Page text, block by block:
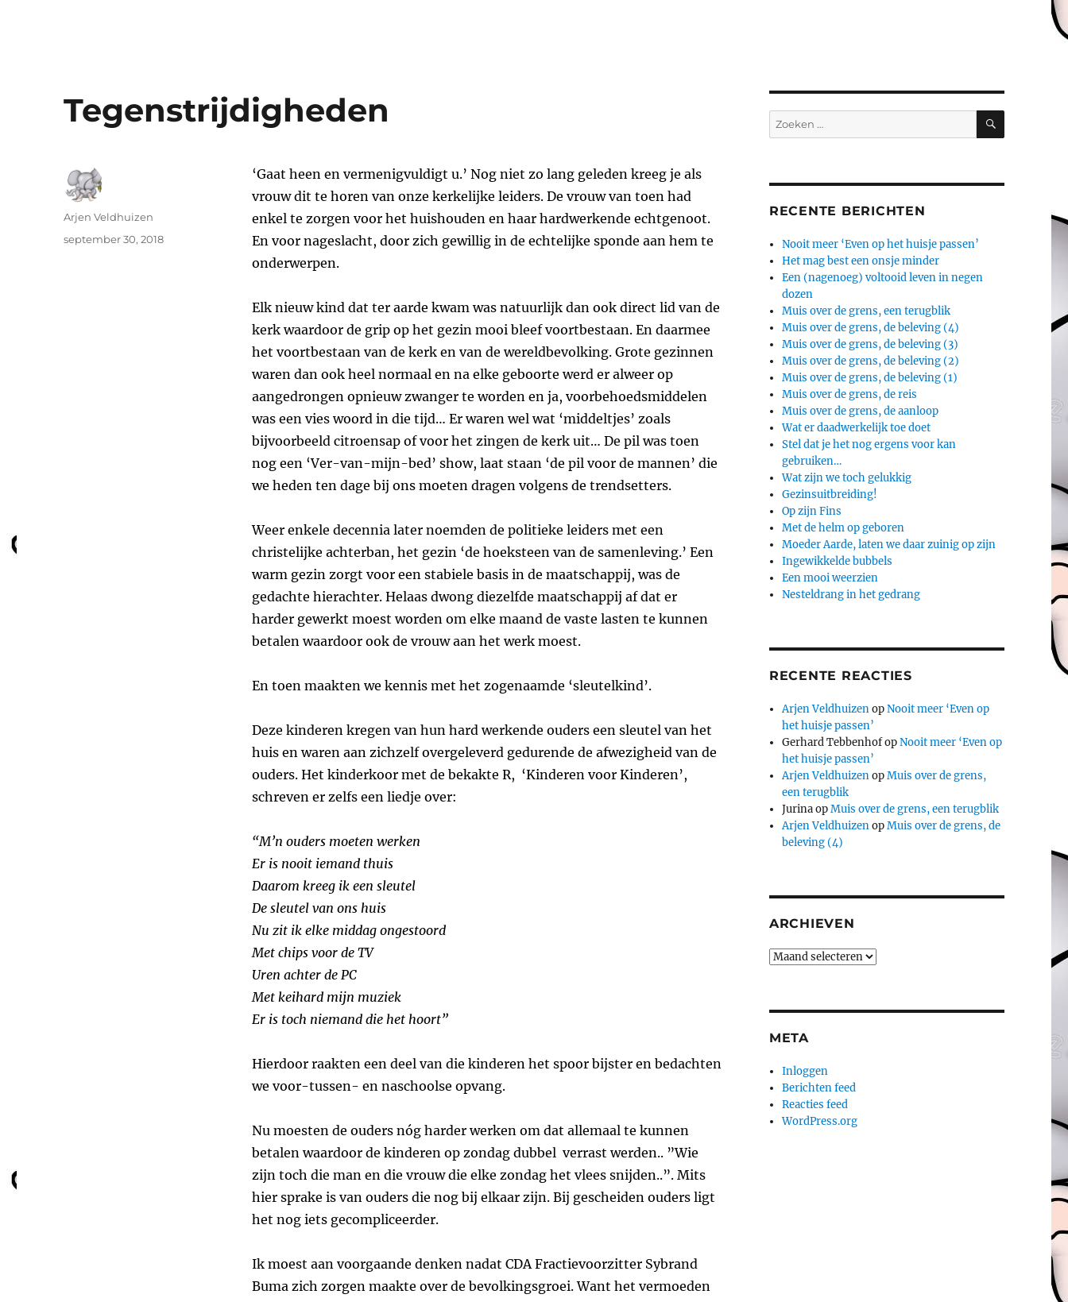
Tegenstrijdigheden
‘Gaat heen en vermenigvuldigt u.’ Nog niet zo lang geleden kreeg je als
vrouw dit te horen van onze kerkelijke leiders. De vrouw van toen had
enkel te zorgen voor het huishouden en haar hardwerkende echtgenoot.
En voor nageslacht, door zich gewillig in de echtelijke sponde aan hem te
onderwerpen.
Elk nieuw kind dat ter aarde kwam was natuurlijk dan ook direct lid van de
kerk waardoor de grip op het gezin mooi bleef voortbestaan. En daarmee
het voortbestaan van de kerk en van de wereldbevolking. Grote gezinnen
waren dan ook heel normaal en na elke geboorte werd er alweer op
aangedrongen opnieuw zwanger te worden en ja, voorbehoedsmiddelen
was een vies woord in die tijd… Er waren wel wat ‘middeltjes’ zoals
bijvoorbeeld citroensap of voor het zingen de kerk uit… De pil was toen
nog een ‘Ver-van-mijn-bed’ show, laat staan ‘de pil voor de mannen’ die
we heden ten dage bij ons moeten dragen volgens de trendsetters.
Weer enkele decennia later noemden de politieke leiders met een
christelijke achterban, het gezin ‘de hoeksteen van de samenleving.’ Een
warm gezin zorgt voor een stabiele basis in de maatschappij, was de
gedachte hierachter. Helaas dwong diezelfde maatschappij af dat er
harder gewerkt moest worden om elke maand de vaste lasten te kunnen
betalen waardoor ook de vrouw aan het werk moest.
En toen maakten we kennis met het zogenaamde ‘sleutelkind’.
Deze kinderen kregen van hun hard werkende ouders een sleutel van het
huis en waren aan zichzelf overgeleverd gedurende de afwezigheid van de
ouders. Het kinderkoor met de bekakte R, ‘Kinderen voor Kinderen’,
schreven er zelfs een liedje over:
“M’n ouders moeten werken
Er is nooit iemand thuis
Daarom kreeg ik een sleutel
De sleutel van ons huis
Nu zit ik elke middag ongestoord
Met chips voor de TV
Uren achter de PC
Met keihard mijn muziek
Er is toch niemand die het hoort”
Hierdoor raakten een deel van die kinderen het spoor bijster en bedachten
we voor-tussen- en naschoolse opvang.
Nu moesten de ouders nóg harder werken om dat allemaal te kunnen
betalen waardoor de kinderen op zondag dubbel verrast werden.. ”Wie
zijn toch die man en die vrouw die elke zondag het vlees snijden..”. Mits
hier sprake is van ouders die nog bij elkaar zijn. Bij gescheiden ouders ligt
het nog iets gecompliceerder.
Ik moest aan voorgaande denken nadat CDA Fractievoorzitter Sybrand
Buma zich zorgen maakte over de bevolkingsgroei. Want het vermoeden
Auteur
Arjen Veldhuizen
Geplaatst
september 30, 2018
Zoeken
naar:
ZOEKEN
RECENTE BERICHTEN
Nooit meer ‘Even op het huisje passen’
Het mag best een onsje minder
Een (nagenoeg) voltooid leven in negen
dozen
Muis over de grens, een terugblik
Muis over de grens, de beleving (4)
Muis over de grens, de beleving (3)
Muis over de grens, de beleving (2)
Muis over de grens, de beleving (1)
Muis over de grens, de reis
Muis over de grens, de aanloop
Wat er daadwerkelijk toe doet
Stel dat je het nog ergens voor kan
gebruiken…
Wat zijn we toch gelukkig
Gezinsuitbreiding!
Op zijn Fins
Met de helm op geboren
Moeder Aarde, laten we daar zuinig op zijn
Ingewikkelde bubbels
Een mooi weerzien
Nesteldrang in het gedrang
RECENTE REACTIES
Arjen VeldhuizenopNooit meer ‘Even op
het huisje passen’
Gerhard TebbenhofopNooit meer ‘Even op
het huisje passen’
Arjen VeldhuizenopMuis over de grens,
een terugblik
JurinaopMuis over de grens, een terugblik
Arjen VeldhuizenopMuis over de grens, de
beleving (4)
ARCHIEVEN
Archieven
META
Inloggen
Berichten feed
Reacties feed
WordPress.org